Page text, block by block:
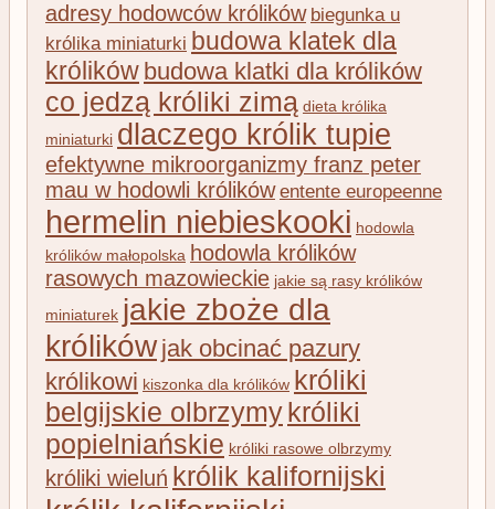
adresy hodowców królików biegunka u
królika miniaturki budowa klatek dla
królików budowa klatki dla królików
co jedzą króliki zimą dieta królika
miniaturki dlaczego królik tupie
efektywne mikroorganizmy franz peter
mau w hodowli królików entente europeenne
hermelin niebieskooki hodowla
królików małopolska hodowla królików
rasowych mazowieckie jakie są rasy królików
miniaturek jakie zboże dla
królików jak obcinać pazury
królikowi kiszonka dla królików króliki
belgijskie olbrzymykróliki
popielniańskie króliki rasowe olbrzymy
króliki wieluń królik kalifornijski